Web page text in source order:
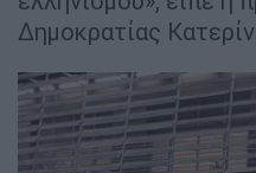
Δημοκρατίας